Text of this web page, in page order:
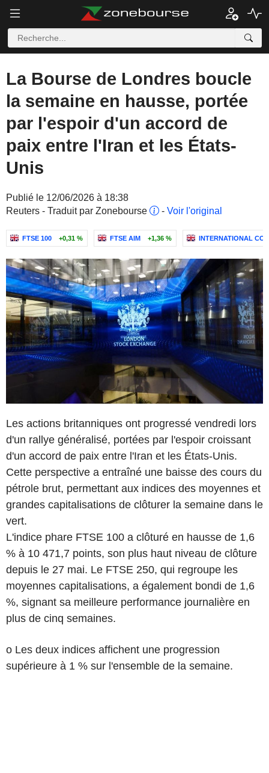
La Bourse de Londres boucle
la semaine en hausse, portée
par l'espoir d'un accord de
paix entre l'Iran et les États-
Unis
Publié le 12/06/2026 à 18:38
Reuters - Traduit par Zonebourse
- Voir l'original
FTSE 100 +0,31 % FTSE AIM +1,36 % INTERNATIONAL
Les actions britanniques ont progressé vendredi lors
d'un rallye généralisé, portées par l'espoir croissant
d'un accord de paix entre l'Iran et les États-Unis.
Cette perspective a entraîné une baisse des cours du
pétrole brut, permettant aux indices des moyennes et
grandes capitalisations de clôturer la semaine dans le
vert.
L'indice phare FTSE 100 a clôturé en hausse de 1,6
% à 10 471,7 points, son plus haut niveau de clôture
depuis le 27 mai. Le FTSE 250, qui regroupe les
moyennes capitalisations, a également bondi de 1,6
%, signant sa meilleure performance journalière en
plus de cinq semaines.
o Les deux indices affichent une progression
supérieure à 1 % sur l'ensemble de la semaine.